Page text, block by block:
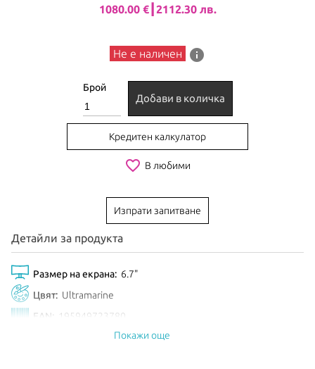
1080.00 €┃2112.30 лв.
Не е наличен info
Брой
Добави в количка
Кредитен калкулатор
favorite_border В любими
Изпрати запитване
Детайли за продукта
Размер на екрана: 6.7"
Цвят: Ultramarine
EAN:
195949723780
Септември 2024
Покажи още